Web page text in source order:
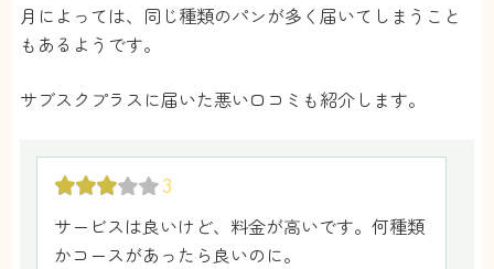
月によっては、同じ種類のパンが多く届いてしまうこと
もあるようです。
サブスクプラスに届いた悪い口コミも紹介します。
3
サービスは良いけど、料金が高いです。何種類
かコースがあったら良いのに。